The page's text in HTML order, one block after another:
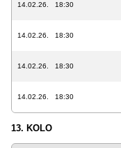
14.02.26. 18:30
14.02.26. 18:30
14.02.26. 18:30
14.02.26. 18:30
13. KOLO